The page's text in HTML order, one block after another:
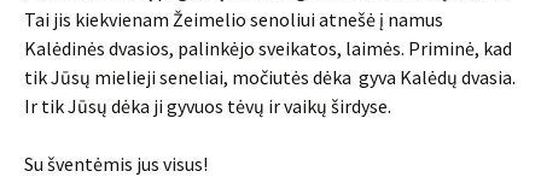
Tai jis kiekvienam Žeimelio senoliui atnešė į namus
Kalėdinės dvasios, palinkėjo sveikatos, laimės. Priminė, kad
tik Jūsų mielieji seneliai, močiutės dėka gyva Kalėdų dvasia.
Ir tik Jūsų dėka ji gyvuos tėvų ir vaikų širdyse.
Su šventėmis jus visus!